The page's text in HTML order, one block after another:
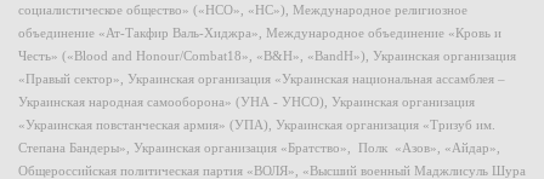
социалистическое общество» («НСО», «НС»), Международное религиозное
объединение «Ат-Такфир Валь-Хиджра», Международное объединение «Кровь и
Честь» («Blood and Honour/Combat18», «B&H», «BandH»), Украинская организация
«Правый сектор», Украинская организация «Украинская национальная ассамблея –
Украинская народная самооборона» (УНА - УНСО), Украинская организация
«Украинская повстанческая армия» (УПА), Украинская организация «Тризуб им.
Степана Бандеры», Украинская организация «Братство», Полк «Азов», «Айдар»,
Общероссийская политическая партия «ВОЛЯ», «Высший военный Маджлисуль Шура